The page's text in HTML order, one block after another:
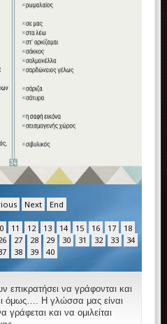
Next End
11 12 13 14 15 16 17
18
27 28 29 30 31 32 33
34
38 39 40
επικρατήσει να γράφονται και
όμως…. Η γλώσσα μας είναι
και να ομιλείται